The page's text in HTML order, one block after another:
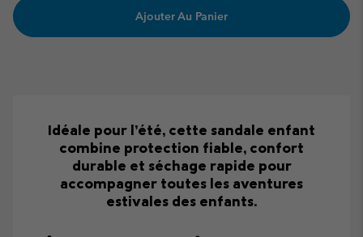
Ajouter Au Panier
Idéale pour l’été, cette sandale enfant
combine protection fiable, confort
durable et séchage rapide pour
accompagner toutes les aventures
estivales des enfants.